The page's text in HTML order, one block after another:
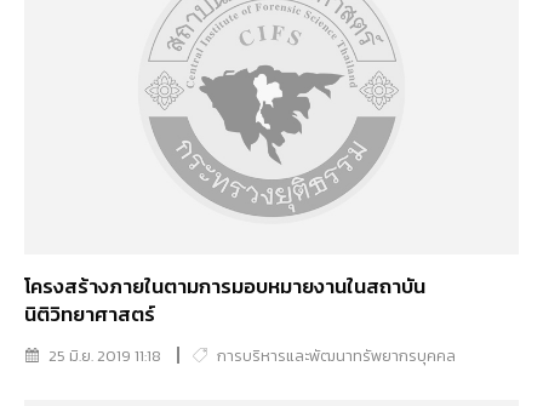
โครงสร้างภายในตามการมอบหมายงานในสถาบัน
นิติวิทยาศาสตร์
25 มิ.ย. 2019 11:18 การบริหารและพัฒนาทรัพยากรบุคคล